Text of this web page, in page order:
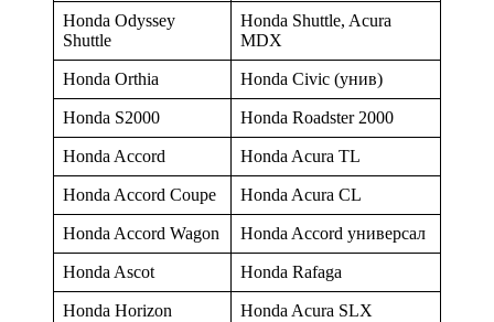
Honda Odyssey
Shuttle
Honda Shuttle, Acura
MDX
Honda Orthia Honda Civic (унив)
Honda S2000 Honda Roadster 2000
Honda Accord Honda Acura TL
Honda Accord Coupe Honda Acura CL
Honda Accord Wagon Honda Accord универсал
Honda Ascot Honda Rafaga
Honda Horizon Honda Acura SLX